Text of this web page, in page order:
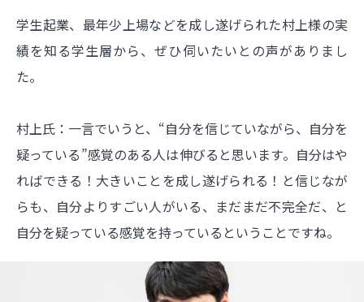
学生起業、最年少上場などを成し遂げられた村上様の実
績を知る学生層から、ぜひ伺いたいとの声がありまし
た。
村上氏：一言でいうと、“自分を信じていながら、自分を
疑っている”感覚のある人は伸びると思います。自分はや
ればできる！大きいことを成し遂げられる！と信じなが
らも、自分よりすごい人がいる、まだまだ不完全だ、と
自分を疑っている感覚を持っているということですね。